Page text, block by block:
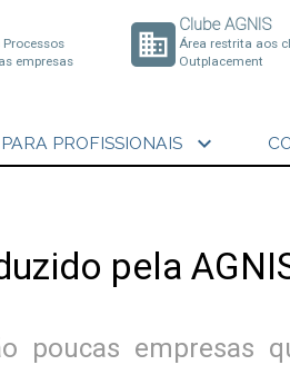
empresas
business
Clube AGNIS
Área restrita aos
Outplacement
PARA PROFISSIONAIS expand_more
pela
poucas empresas